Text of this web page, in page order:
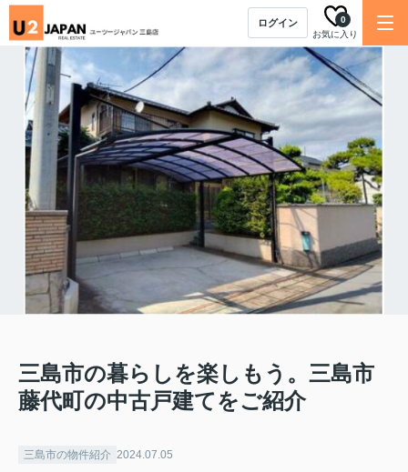
ログイン
お気に入り
0
三島市の暮らしを楽しもう。三島市
藤代町の中古戸建てをご紹介
三島市の物件紹介 2024.07.05